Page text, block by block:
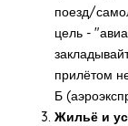
поезд/
цель -
прилётом
Б
Жильё и